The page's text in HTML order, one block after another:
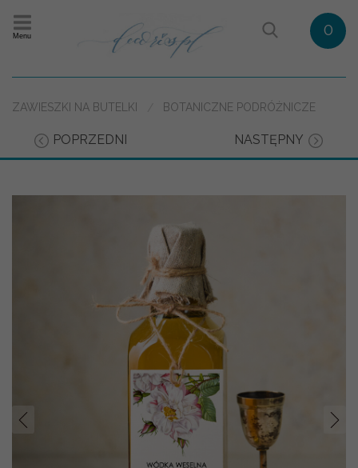
Menu 0
ZAWIESZKI NA BUTELKI BOTANICZNE PODRÓŻNICZE
POPRZEDNI NASTĘPNY
Prev